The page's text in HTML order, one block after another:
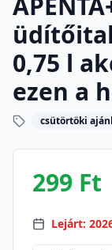
0,75 l
ezen a
csütörtöki
299 Ft
Lejárt: